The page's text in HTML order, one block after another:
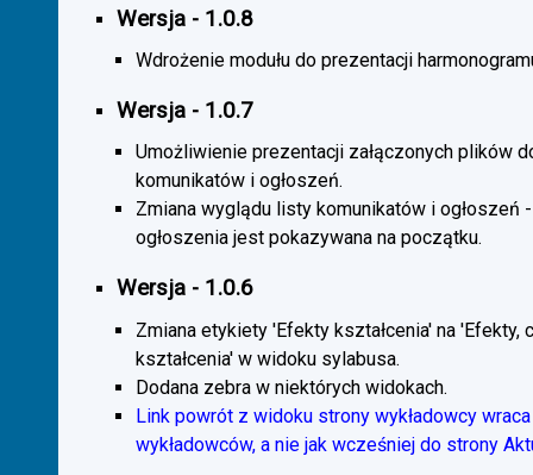
Wersja - 1.0.8
Wdrożenie modułu do prezentacji
Wersja - 1.0.7
Umożliwienie prezentacji załączonych plików
komunikatów i ogłoszeń.
Zmiana wyglądu listy komunikatów i ogłoszeń
ogłoszenia jest pokazywana na początku.
Wersja - 1.0.6
Zmiana etykiety 'Efekty kształcenia' na 'Efekty,
kształcenia' w widoku sylabusa.
Dodana zebra w niektórych widokach.
Link powrót z widoku strony wykładowcy
wykładowców, a nie jak wcześniej do strony